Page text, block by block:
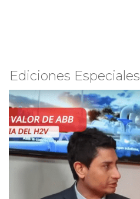
Ediciones Especiales